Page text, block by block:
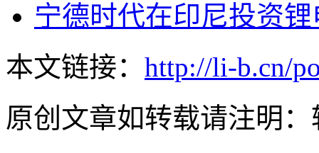
宁德时代在印尼投资
本文链接： http://li-b.cn/
原创文章如转载请注明：